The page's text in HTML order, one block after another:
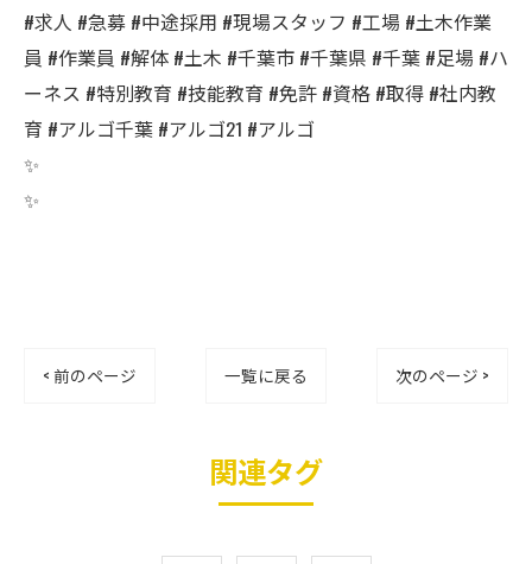
#求人 #急募 #中途採用 #現場スタッフ #工場 #土木作業
員 #作業員 #解体 #土木 #千葉市 #千葉県 #千葉 #足場 #ハ
ーネス #特別教育 #技能教育 #免許 #資格 #取得 #社内教
育 #アルゴ千葉 #アルゴ21 #アルゴ
✨
✨
< 前のページ 一覧に戻る 次のページ >
関連タグ